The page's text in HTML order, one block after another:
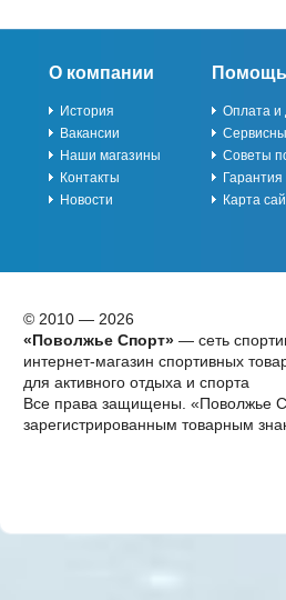
О компании
История
Вакансии
Наши магазины
Контакты
Новости
Помощь
Оплата и
Советы
Гарантия
Карта
© 2010 — 2026
«Поволжье Спорт»— сеть
интернет-магазин спортивных
для активного отдыха и спорта
Все права защищены. «Поволжье
зарегистрированным товарным